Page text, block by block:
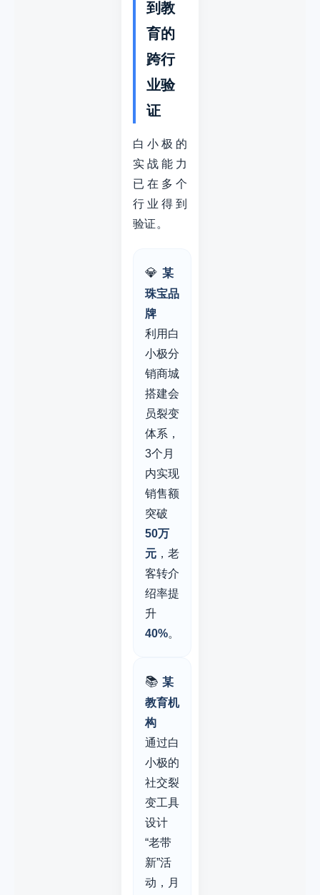
到教
育的
跨行
业验
证
白小极的
实战能力
已在多个
行业得到
验证。
💎 某
珠宝品
牌
利用白
小极分
销商城
搭建会
员裂变
体系，
3个月
内实现
销售额
突破
50万
元 ，老
客转介
绍率提
升
40%。
📚 某
教育机
构
通过白
小极的
社交裂
变工具
设计
“老带
新”活
动，月